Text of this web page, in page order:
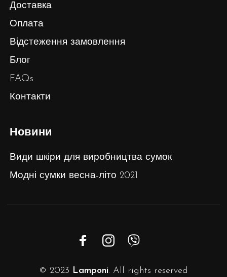
Доставка
Оплата
Відстеження замовлення
Блог
FAQs
Контакти
Новини
Види шкіри для виробництва сумок
Модні сумки весна-літо 2021
© 2023 Lamponi. All rights reserved